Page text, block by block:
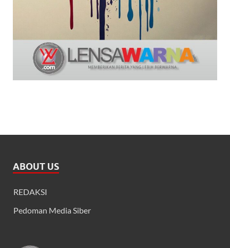
ABOUT US
REDAKSI
Pedoman Media Siber